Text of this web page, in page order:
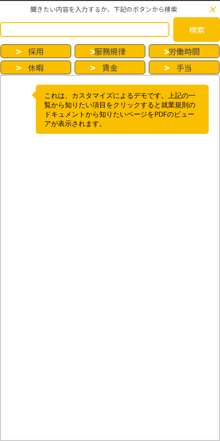
聞きたい内容を入力するか、下記のボタンから検索 ×
検索
採用
服務規律
労働時間
休暇
賃金 手当